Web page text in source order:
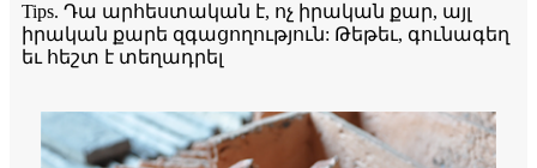
Tips. Դա արհեստական ​​է, ոչ իրական քար, այլ
իրական քարե զգացողություն: Թեթեւ, գունագեղ
եւ հեշտ է տեղադրել